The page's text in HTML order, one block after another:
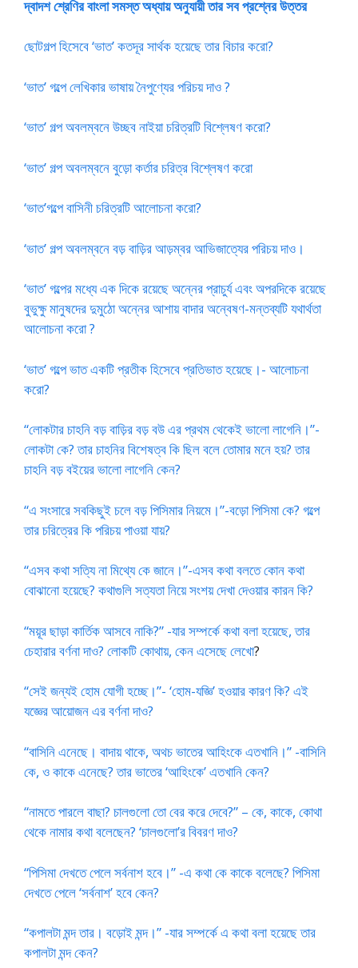
দ্বাদশ শ্রেণির বাংলা সমস্ত অধ্যায় অনুযায়ী তার সব প্রশ্নের উত্তর
ছোটগল্প হিসেবে ‘ভাত’ কতদূর সার্থক হয়েছে তার বিচার করো?
‘ভাত’ গল্পে লেখিকার ভাষায় নৈপুণ্যের পরিচয় দাও ?
‘ভাত’ গল্প অবলম্বনে উচ্ছব নাইয়া চরিত্রটি বিশ্লেষণ করো?
‘ভাত’ গল্প অবলম্বনে বুড়ো কর্তার চরিত্র বিশ্লেষণ করো
‘ভাত’গল্পে বাসিনী চরিত্রটি আলোচনা করো?
‘ভাত’ গল্প অবলম্বনে বড় বাড়ির আড়ম্বর আভিজাত্যের পরিচয় দাও।
‘ভাত’ গল্পের মধ্যে এক দিকে রয়েছে অন্নের প্রাচুর্য এবং অপরদিকে রয়েছে
বুভুক্ষু মানুষদের দুমুঠো অন্নের আশায় বাদার অন্বেষণ-মন্তব্যটি যথার্থতা
আলোচনা করো ?
‘ভাত’ গল্পে ভাত একটি প্রতীক হিসেবে প্রতিভাত হয়েছে।- আলোচনা
করো?
“লোকটার চাহনি বড় বাড়ির বড় বউ এর প্রথম থেকেই ভালো লাগেনি।”-
লোকটা কে? তার চাহনির বিশেষত্ব কি ছিল বলে তোমার মনে হয়? তার
চাহনি বড় বইয়ের ভালো লাগেনি কেন?
“এ সংসারে সবকিছুই চলে বড় পিসিমার নিয়মে।”-বড়ো পিসিমা কে? গল্পে
তার চরিত্রের কি পরিচয় পাওয়া যায়?
“এসব কথা সত্যি না মিথ্যে কে জানে।”-এসব কথা বলতে কোন কথা
বোঝানো হয়েছে? কথাগুলি সত্যতা নিয়ে সংশয় দেখা দেওয়ার কারন কি?
“ময়ূর ছাড়া কার্তিক আসবে নাকি?” -যার সম্পর্কে কথা বলা হয়েছে, তার
চেহারার বর্ণনা দাও? লোকটি কোথায়, কেন এসেছে লেখো?
“সেই জন্যই হোম যোগী হচ্ছে।”- ‘হোম-যজ্ঞি’ হওয়ার কারণ কি? এই
যজ্ঞের আয়োজন এর বর্ণনা দাও?
“বাসিনি এনেছে। বাদায় থাকে, অথচ ভাতের আহিংকে এতখানি।” -বাসিনি
কে, ও কাকে এনেছে? তার ভাতের ‘আহিংকে’ এতখানি কেন?
“নামতে পারলে বাছা? চালগুলো তো বের করে দেবে?” – কে, কাকে, কোথা
থেকে নামার কথা বলেছেন? ‘চালগুলো’র বিবরণ দাও?
“পিসিমা দেখতে পেলে সর্বনাশ হবে।” -এ কথা কে কাকে বলেছে? পিসিমা
দেখতে পেলে ‘সর্বনাশ’ হবে কেন?
“কপালটা মন্দ তার। বড়োই মন্দ।” -যার সম্পর্কে এ কথা বলা হয়েছে তার
কপালটা মন্দ কেন?